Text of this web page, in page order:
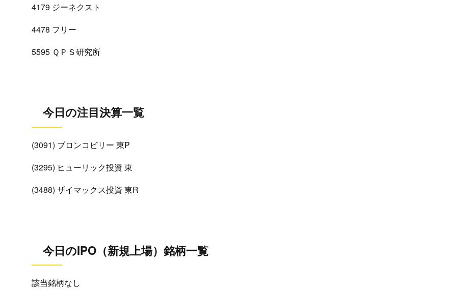
4179 ジーネクスト
4478 フリー
5595 ＱＰＳ研究所
今日の注目決算一覧
(3091) ブロンコビリー 東P
(3295) ヒューリック投資 東
(3488) ザイマックス投資 東R
今日のIPO（新規上場）銘柄一覧
該当銘柄なし